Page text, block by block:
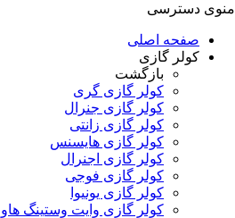
منوی دسترسی
صفحه اصلی
کولر گازی
بازگشت
کولر گازی گری
کولر گازی جنرال
کولر گازی زانتی
کولر گازی هایسنس
کولر گازی اجنرال
کولر گازی فوجی
کولر گازی یونیوا
کولر گازی وایت وستینگ